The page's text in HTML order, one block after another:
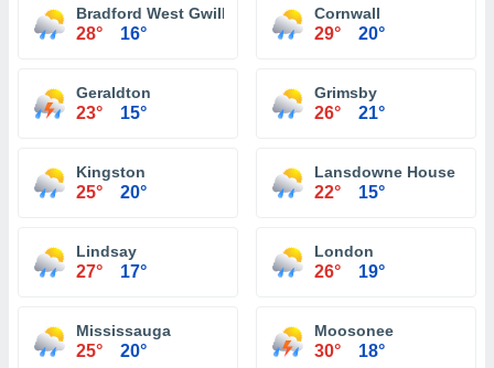
Bradford West Gwillimbury
28° 16°
Cornwall
29° 20°
Geraldton
23° 15°
Grimsby
26° 21°
Kingston
25° 20°
Lansdowne House
22° 15°
Lindsay
27° 17°
London
26° 19°
Mississauga
25° 20°
Moosonee
30° 18°